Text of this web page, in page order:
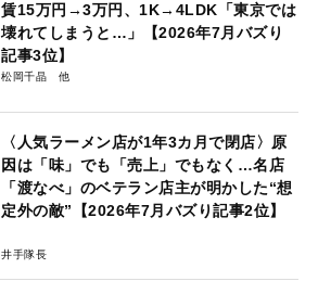
賃15万円→3万円、1K→4LDK「東京では
壊れてしまうと…」【2026年7月バズり
記事3位】
松岡千晶
〈人気ラーメン店が1年3カ月で閉店〉原
因は「味」でも「売上」でもなく…名店
「渡なべ」のベテラン店主が明かした“想
定外の敵”【2026年7月バズり記事2位】
井手隊長